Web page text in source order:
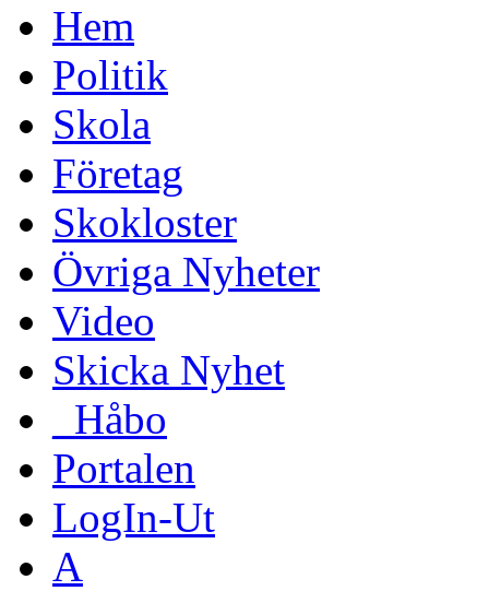
Hem
Politik
Skola
Företag
Skokloster
Övriga Nyheter
Video
Skicka Nyhet
_Håbo
Portalen
LogIn-Ut
A